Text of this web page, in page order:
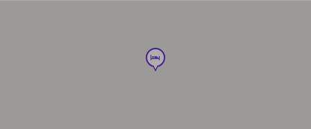
hotel